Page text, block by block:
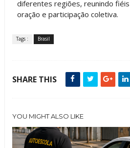
diferentes regiões, reunindo
oração e participação coletiva.
Tags : Brasil
SHARE THIS
YOU MIGHT ALSO LIKE